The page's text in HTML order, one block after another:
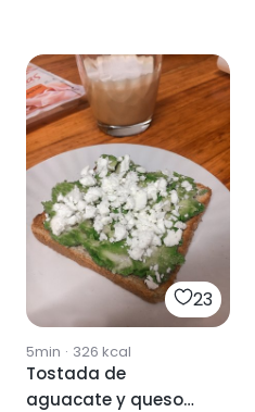
23
5min · 326 kcal
Tostada de
aguacate y queso